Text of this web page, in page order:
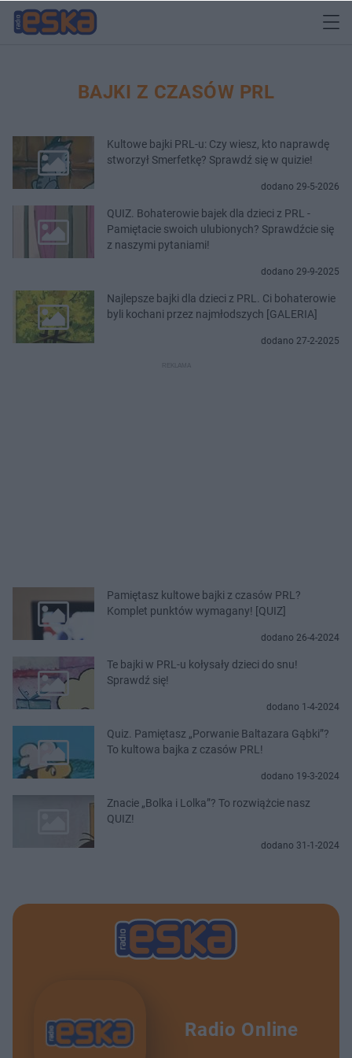
BAJKI Z CZASÓW PRL
Kultowe bajki PRL-u: Czy wiesz, kto naprawdę
stworzył Smerfetkę? Sprawdź się w quizie!
dodano 29-5-2026
QUIZ. Bohaterowie bajek dla dzieci z PRL -
Pamiętacie swoich ulubionych? Sprawdźcie się
z naszymi pytaniami!
dodano 29-9-2025
Najlepsze bajki dla dzieci z PRL. Ci bohaterowie
byli kochani przez najmłodszych [GALERIA]
dodano 27-2-2025
Pamiętasz kultowe bajki z czasów PRL?
Komplet punktów wymagany! [QUIZ]
dodano 26-4-2024
Te bajki w PRL-u kołysały dzieci do snu!
Sprawdź się!
dodano 1-4-2024
Quiz. Pamiętasz „Porwanie Baltazara Gąbki”?
To kultowa bajka z czasów PRL!
dodano 19-3-2024
Znacie „Bolka i Lolka”? To rozwiążcie nasz
QUIZ!
dodano 31-1-2024
Radio Online